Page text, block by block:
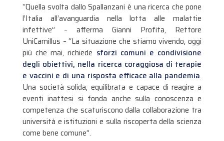
“Quella svolta dallo Spallanzani è una ricerca che pone
l’Italia all’avanguardia nella lotta alle malattie
infettive” – afferma Gianni Profita, Rettore
UniCamillus – “La situazione che stiamo vivendo, oggi
più che mai, richiede sforzi comuni e condivisione
degli obiettivi, nella ricerca coraggiosa di terapie
e vaccini e di una risposta efficace alla pandemia.
Una società solida, equilibrata e capace di reagire a
eventi inattesi si fonda anche sulla conoscenza e
competenza che scaturiscono dalla collaborazione tra
università e istituzioni e sulla riscoperta della scienza
come bene comune”.